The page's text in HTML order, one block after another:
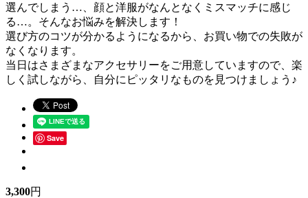
選んでしまう…、顔と洋服がなんとなくミスマッチに感じ
る…。そんなお悩みを解決します！
選び方のコツが分かるようになるから、お買い物での失敗が
なくなります。
当日はさまざまなアクセサリーをご用意していますので、楽
しく試しながら、自分にピッタリなものを見つけましょう♪
Save
3,300円